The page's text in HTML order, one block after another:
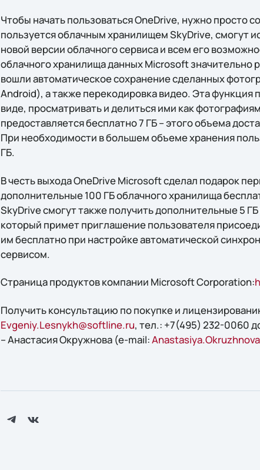
Чтобы начать пользоваться OneDrive, нужно просто
пользуется облачным хранилищем SkyDrive, смогут
новой версии облачного сервиса и всем его
облачного хранилища данных Microsoft значительно
вошли автоматическое сохранение сделанных
Android), а также перекодировка видео. Эта
виде, просматривать и делиться ими как
предоставляется бесплатно 7 ГБ – этого объема
При необходимости в большем объеме хранения
ГБ.
В честь выхода OneDrive Microsoft сделал подарок
дополнительные 100 ГБ облачного хранилища
SkyDrive смогут также получить дополнительные 5
который примет приглашение пользователя
им бесплатно при настройке автоматической
сервисом.
Страница продуктов компании Microsoft Corporation:
Получить консультацию по покупке и
Evgeniy.Lesnykh@softline.ru, тел.: +7(495) 232-0060
– Анастасия Окружнова (e-mail: